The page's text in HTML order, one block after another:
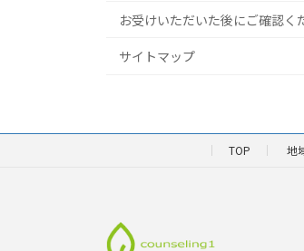
お受けいただいた後にご確認く
サイトマップ
TOP 地